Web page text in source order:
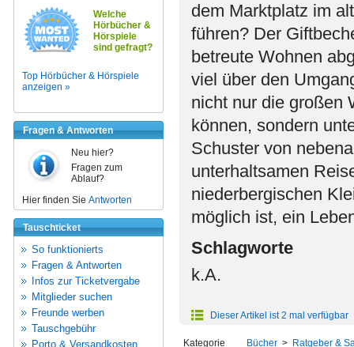
Welche
Hörbücher &
Hörspiele
sind gefragt?
Top Hörbücher & Hörspiele
anzeigen »
Fragen & Antworten
Neu hier?
Fragen zum
Ablauf?
Hier finden Sie Antworten
Tauschticket
So funktionierts
Fragen & Antworten
Infos zur Ticketvergabe
Mitglieder suchen
Freunde werben
Tauschgebühr
Porto & Versandkosten
dem Marktplatz im
führen? Der
betreute Wohnen
viel über den
nicht nur die großen
können, sondern
Schuster von
unterhaltsamen
niederbergischen
möglich ist, ein
Schlagworte
k.A.
Dieser Artikel ist 2 mal verfügbar
Kategorie Bücher > Ratgeber &